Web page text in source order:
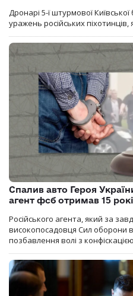
Дронарі 5-ї штурмової
уражень російських
Спалив авто Героя
агент фсб отримав 15
Російського агента, який за
високопосадовця Сил оборони в
позбавлення волі з